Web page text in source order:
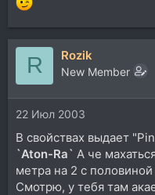
R Rozik
New Member
22 Июл 2003
В свойствах выдает
`Aton-Ra` А че
метра на 2 с
Смотрю, у тебя там